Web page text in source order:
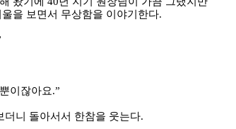
을 보면서 무상함을 이야기한다.
이잖아요.”
더니 돌아서서 한참을 웃는다.